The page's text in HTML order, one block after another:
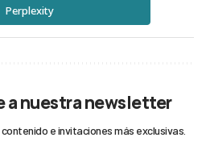
Perplexity
a nuestra newsletter
e invitaciones más exclusivas.